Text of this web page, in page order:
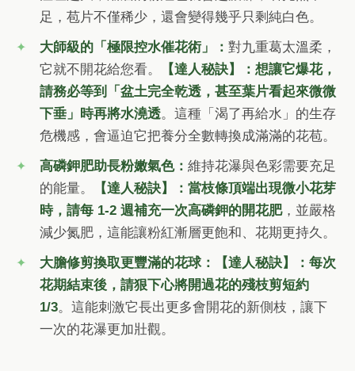
足，苞片不僅稀少，還會變得幾乎只剩純白色。
大師級的「極限控水催花術」：對九重葛太溫柔，
它就不開花給您看。
【達人秘訣】：想讓它爆花，
請務必等到「盆土完全乾透，甚至葉片看起來微微
下垂」時再將水澆透。這種「渴了再給水」的生存
危機感，會逼迫它把養分全數轉換成滿滿的花苞。
高磷鉀肥助長粉嫩氣色：維持花瀑與色彩需要充足
的能量。
【達人秘訣】：當枝條頂端出現微小花芽
時，請每 1-2 週補充一次高磷鉀的開花肥，並嚴格
減少氮肥，這能讓粉紅漸層更飽和、花期更持久。
大膽修剪換取更豐滿的花球：
【達人秘訣】：每次
花期結束後，請狠下心將開過花的殘枝剪短約
1/3。這能刺激它長出更多會開花的新側枝，讓下
一次的花瀑更加壯觀。